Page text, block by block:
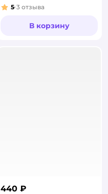
Рейтинг:
5 3 отзыва
В корзину
440 ₽